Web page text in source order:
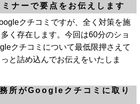
ナーで要点をお伝えします
クチコミですが、全く対策を施
く存在します。今回は60分のショ
クチコミについて最低限押さえて
と詰め込んでお伝えをいたしま
所がGoogleクチコミに取り